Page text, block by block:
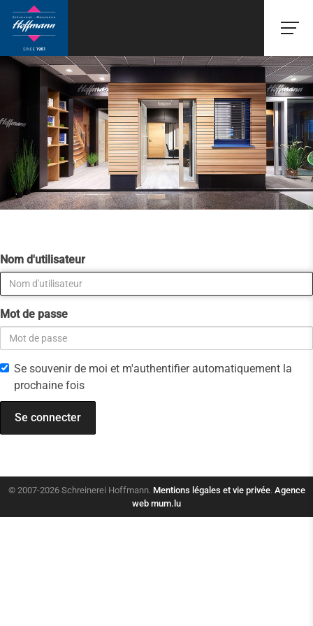
Nom d'utilisateur
Mot de passe
Se souvenir de moi et m'authentifier automatiquement la
prochaine fois
© 2007-2026 Schreinerei Hoffmann. Mentions légales et vie privée. Agence
web mum.lu